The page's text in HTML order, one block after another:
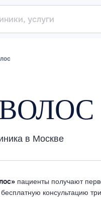
в Москве
пациенты получают
консультацию